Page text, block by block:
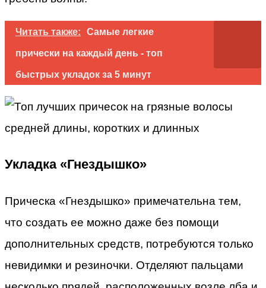
Читать также: Самые легкие
прически на каждый день - топ
быстрых укладок за 5 минут
Укладка «Гнездышко»
Прическа «Гнездышко» примечательна тем,
что создать ее можно даже без помощи
дополнительных средств, потребуются только
невидимки и резиночки. Отделяют пальцами